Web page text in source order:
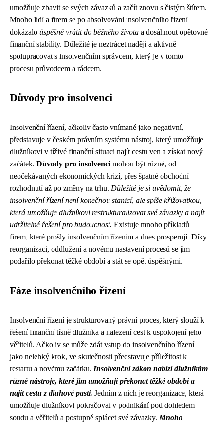
umožňuje zbavit se svých závazků a začít znovu s čistým štítem.
Mnoho lidí a firem se po absolvování insolvenčního řízení
dokázalo úspěšně vrátit do běžného života a dosáhnout opětovné
finanční stability. Důležité je neztrácet naději a aktivně
spolupracovat s insolvenčním správcem, který je v tomto
procesu průvodcem a rádcem.
Důvody pro insolvenci
Insolvenční řízení, ačkoliv často vnímané jako negativní,
představuje v českém právním systému nástroj, který umožňuje
dlužníkovi v tíživé finanční situaci najít cestu ven a získat nový
začátek. Důvody pro insolvenci mohou být různé, od
neočekávaných ekonomických krizí, přes špatné obchodní
rozhodnutí až po změny na trhu. Důležité je si uvědomit, že
insolvenční řízení není konečnou stanicí, ale spíše křižovatkou,
která umožňuje dlužníkovi restrukturalizovat své závazky a najít
udržitelné řešení pro budoucnost. Existuje mnoho příkladů
firem, které prošly insolvenčním řízením a dnes prosperují. Díky
reorganizaci, oddlužení a novému nastavení procesů se jim
podařilo překonat těžké období a stát se opět úspěšnými.
Fáze insolvenčního řízení
Insolvenční řízení je strukturovaný právní proces, který slouží k
řešení finanční tísně dlužníka a nalezení cest k uspokojení jeho
věřitelů. Ačkoliv se může zdát vstup do insolvenčního řízení
jako nelehký krok, ve skutečnosti představuje příležitost k
restartu a novému začátku. Insolvenční zákon nabízí dlužníkům
různé nástroje, které jim umožňují překonat těžké období a
najít cestu z dluhové pasti. Jedním z nich je reorganizace, která
umožňuje dlužníkovi pokračovat v podnikání pod dohledem
soudu a věřitelů a postupně splácet své závazky. Mnoho